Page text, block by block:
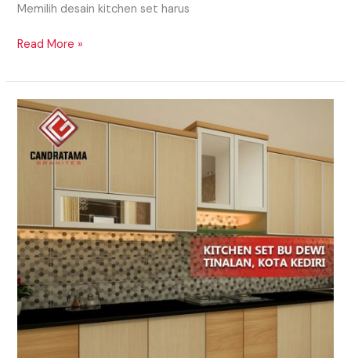
Memilih desain kitchen set harus
Read More »
Penggunaan
Dapur
yang
Sederhana
Di
Sorong